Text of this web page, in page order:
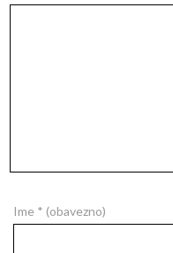
Ime * (obavezno)